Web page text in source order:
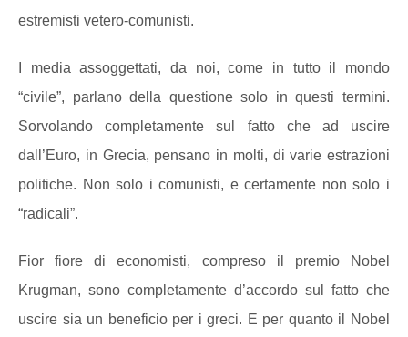
estremisti vetero-comunisti.
I media assoggettati, da noi, come in tutto il mondo
“civile”, parlano della questione solo in questi termini.
Sorvolando completamente sul fatto che ad uscire
dall’Euro, in Grecia, pensano in molti, di varie estrazioni
politiche. Non solo i comunisti, e certamente non solo i
“radicali”.
Fior fiore di economisti, compreso il premio Nobel
Krugman, sono completamente d’accordo sul fatto che
uscire sia un beneficio per i greci. E per quanto il Nobel